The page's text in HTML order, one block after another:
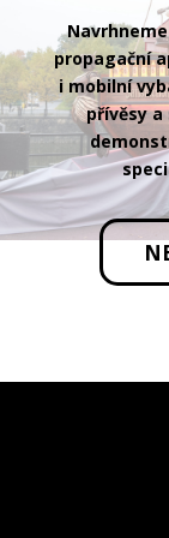
propagační
i mobilní
přívěsy